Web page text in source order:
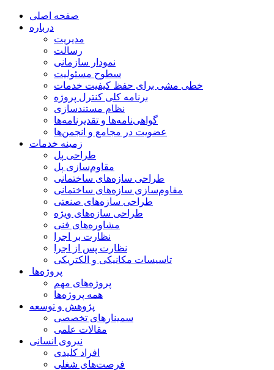
صفحه اصلی
درباره
مدیریت
رسالت
نمودار سازمانی
سطوح مسئولیت
خطی مشی برای حفظ کیفیت خدمات
برنامه کلی کنترل پروژه
نظام مستندسازی
گواهی‌نامه‌ها و تقدیرنامه‌ها
عضویت در مجامع و انجمن‌ها
زمینه خدمات
طراحی پل
مقاوم‌سازی پل
طراحی سازه‌های ساختمانی
مقاوم‌سازی سازه‌های ساختمانی
طراحی سازه‌های صنعتی
طراحی سازه‌های ویژه
مشاوره‌های فنی
نظارت بر اجرا
نظارت پس از اجرا
تاسیسات مکانیکی و الکتریکی
‌ پروژه‌ها
پروژه‌های مهم
همه پروژه‌ها
پژوهش و توسعه
سمینارهای تخصصی
مقالات علمی
نیروی انسانی
افراد کلیدی
فرصت‌های شغلی